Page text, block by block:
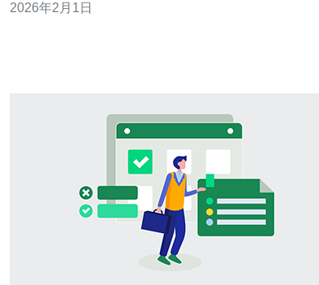
相关信息，帮助您了解其优势、适用场景和选择建议。 首
2026年2月1日